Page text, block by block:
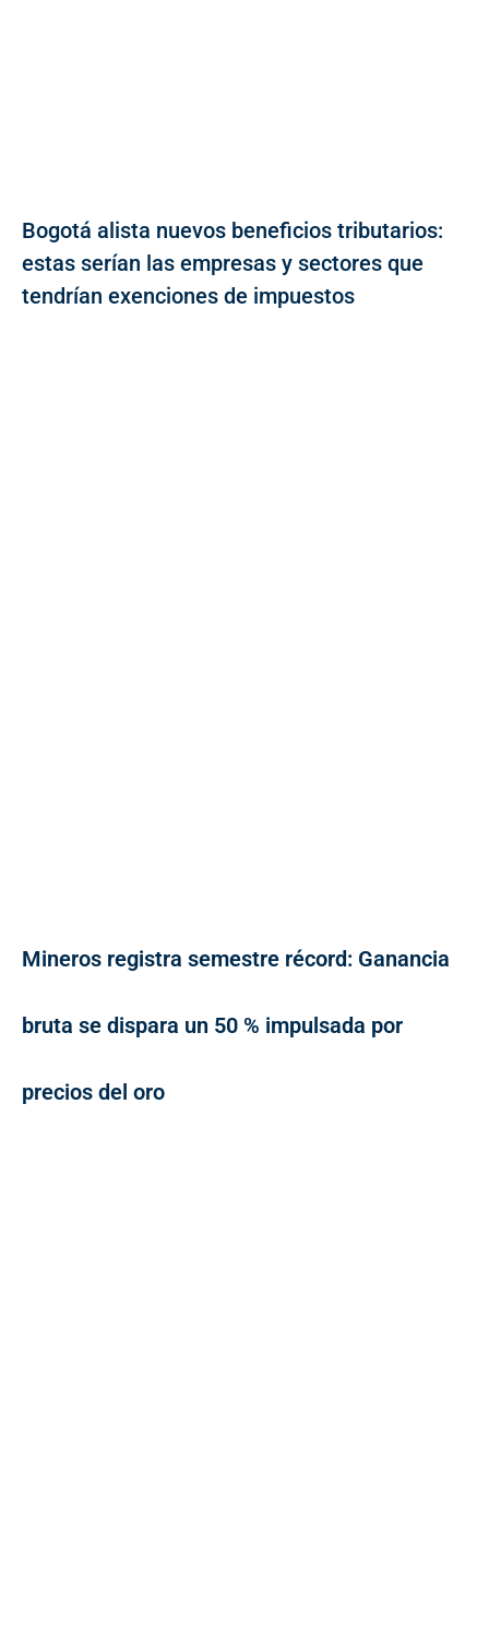
Bogotá alista nuevos beneficios tributarios:
estas serían las empresas y sectores que
tendrían exenciones de impuestos
Mineros registra semestre récord: Ganancia
bruta se dispara un 50 % impulsada por
precios del oro